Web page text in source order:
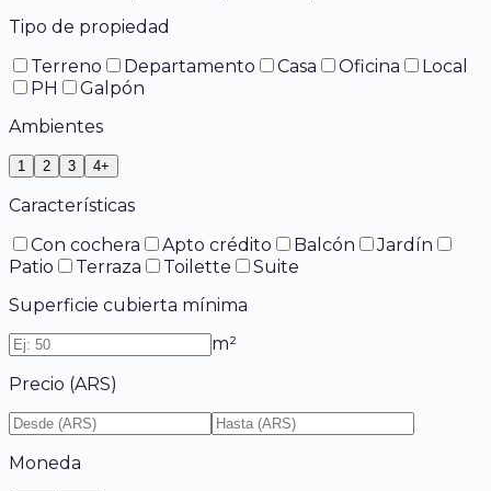
Tipo de propiedad
Terreno
Departamento Casa Oficina
Local
PH
Galpón
Ambientes
1 2 3 4+
Características
Con cochera
Apto crédito Balcón
Jardín
Patio
Terraza Toilette
Suite
Superficie cubierta mínima
m²
Precio (ARS)
Moneda